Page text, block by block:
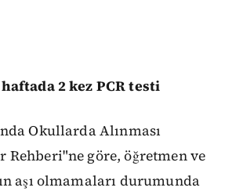
2 kez PCR testi
Okullarda Alınması
Rehberi"ne göre, öğretmen ve
aşı olmamaları durumunda